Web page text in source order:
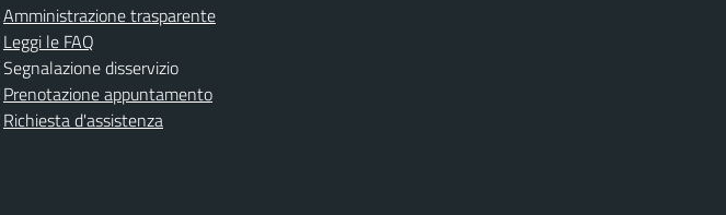
Amministrazione trasparente
Leggi le FAQ
Segnalazione disservizio
Prenotazione appuntamento
Richiesta d'assistenza